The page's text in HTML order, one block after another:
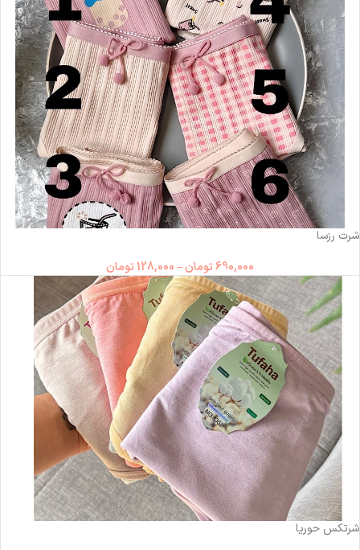
ناموجود
شرت رزسا
690,000تومان–
128,000 تومان
ناموجود
شرتکس حوریا